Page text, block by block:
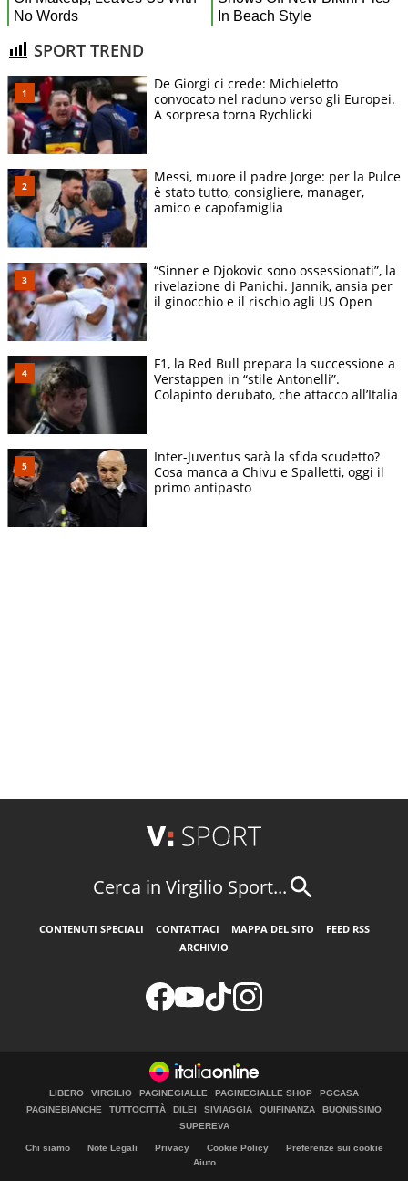
SPORT TREND
De Giorgi ci crede: Michieletto
convocato nel raduno verso gli Europei.
A sorpresa torna Rychlicki
Messi, muore il padre Jorge: per la Pulce
è stato tutto, consigliere, manager,
amico e capofamiglia
“Sinner e Djokovic sono ossessionati”, la
rivelazione di Panichi. Jannik, ansia per
il ginocchio e il rischio agli US Open
F1, la Red Bull prepara la successione a
Verstappen in “stile Antonelli”.
Colapinto derubato, che attacco all’Italia
Inter-Juventus sarà la sfida scudetto?
Cosa manca a Chivu e Spalletti, oggi il
primo antipasto
Cerca in Virgilio Sport...
CONTENUTI SPECIALI CONTATTACI MAPPA DEL SITO
FEED RSS
ARCHIVIO
LIBERO VIRGILIO PAGINEGIALLE PAGINEGIALLE SHOP
PGCASA
PAGINEBIANCHE
TUTTOCITTÀ DILEI SIVIAGGIA QUIFINANZA
BUONISSIMO
SUPEREVA
Chi siamo Note Legali Privacy Cookie Policy
Preferenze sui cookie
Aiuto